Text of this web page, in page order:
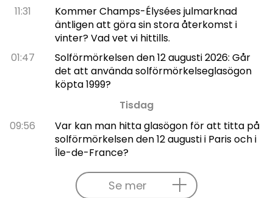
11:31
Kommer Champs-Élysées julmarknad
äntligen att göra sin stora återkomst i
vinter? Vad vet vi hittills.
01:47
Solförmörkelsen den 12 augusti 2026: Går
det att använda solförmörkelseglasögon
köpta 1999?
Tisdag
09:56
Var kan man hitta glasögon för att titta på
solförmörkelsen den 12 augusti i Paris och i
Île-de-France?
Se mer